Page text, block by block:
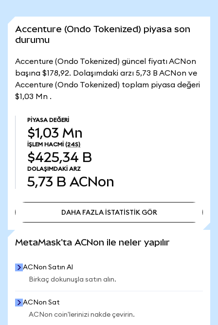
Accenture (Ondo Tokenized) piyasa son
durumu
Accenture (Ondo Tokenized) güncel fiyatı ACNon
başına $178,92. Dolaşımdaki arzı 5,73 B ACNon ve
Accenture (Ondo Tokenized) toplam piyasa değeri
$1,03 Mn .
PIYASA DEĞERI
$1,03 Mn
İŞLEM HACMI (24S)
$425,34 B
DOLAŞIMDAKI ARZ
5,73 B ACNon
DAHA FAZLA İSTATİSTİK GÖR
MetaMask'ta ACNon ile neler yapılır
ACNon Satın Al
Birkaç dokunuşla satın alın.
ACNon Sat
ACNon coin'lerinizi nakde çevirin.